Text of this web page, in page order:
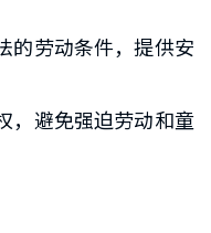
的劳动条件，提供安
，避免强迫劳动和童